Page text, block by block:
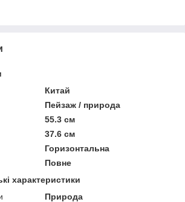
Китай
Пейзаж / природа
55.3 см
37.6 см
Горизонтальна
Повне
характеристики
Природа